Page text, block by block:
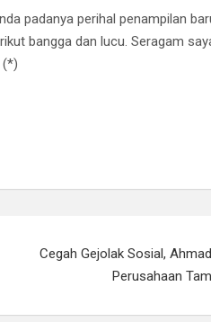
padanya perihal penampilan
bangga dan lucu. Seragam
(*)
Cegah Gejolak Sosial,
Perusahaan